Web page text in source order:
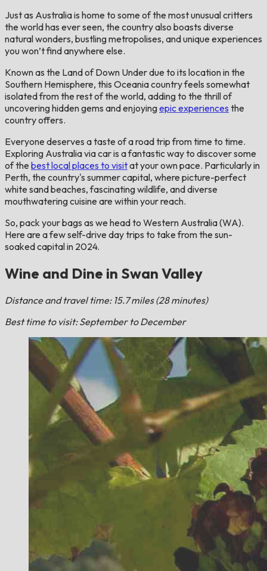
Just as Australia is home to some of the most unusual critters
the world has ever seen, the country also boasts diverse
natural wonders, bustling metropolises, and unique experiences
you won’t find anywhere else.
Known as the Land of Down Under due to its location in the
Southern Hemisphere, this Oceania country feels somewhat
isolated from the rest of the world, adding to the thrill of
uncovering hidden gems and enjoyingepic experiences the
country offers.
Everyone deserves a taste of a road trip from time to time.
Exploring Australia via car is a fantastic way to discover some
of the best local places to visitat your own pace. Particularly in
Perth, the country's summer capital, where picture-perfect
white sand beaches, fascinating wildlife, and diverse
mouthwatering cuisine are within your reach.
So, pack your bags as we head to Western Australia (WA).
Here are a few self-drive day trips to take from the sun-
soaked capital in 2024.
Wine and Dine in Swan Valley
Distance and travel time: 15.7 miles (28 minutes)
Best time to visit: September to December